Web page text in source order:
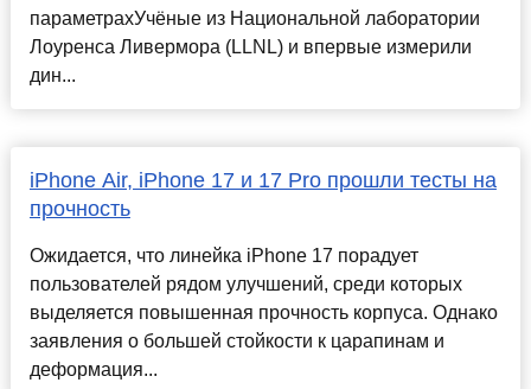
параметрахУчёные из Национальной лаборатории
Лоуренса Ливермора (LLNL) и впервые измерили
дин...
iPhone Air, iPhone 17 и 17 Pro прошли тесты на
прочность
Ожидается, что линейка iPhone 17 порадует
пользователей рядом улучшений, среди которых
выделяется повышенная прочность корпуса. Однако
заявления о большей стойкости к царапинам и
деформация...